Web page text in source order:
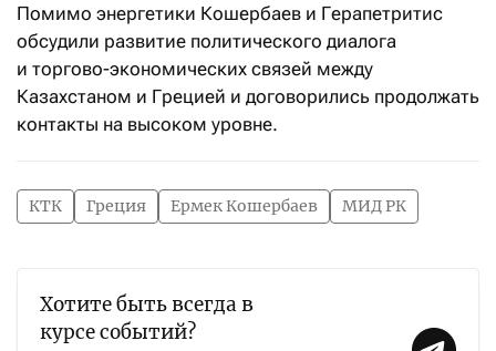
Помимо энергетики Кошербаев и Герапетритис
обсудили развитие политического диалога
и торгово-экономических связей между
Казахстаном и Грецией и договорились продолжать
контакты на высоком уровне.
КТК Греция Ермек Кошербаев МИД РК
Хотите быть всегда в
курсе событий?